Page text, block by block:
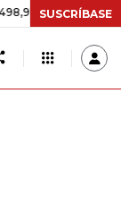
+$ 8.753,81 +2,19%
SUSCRÍBASE